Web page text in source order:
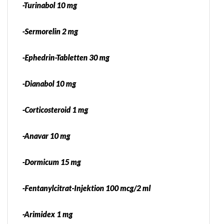
-Turinabol 10 mg
-Sermorelin 2 mg
-Ephedrin-Tabletten 30 mg
-Dianabol 10 mg
-Corticosteroid 1 mg
-Anavar 10 mg
-Dormicum 15 mg
-Fentanylcitrat-Injektion 100 mcg/2 ml
-Arimidex 1 mg